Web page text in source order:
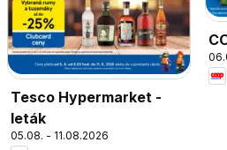
Tesco Hypermarket -
leták
05.08. - 11.08.2026